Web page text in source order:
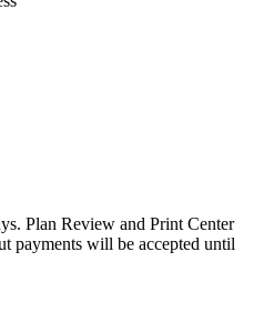
Plan Review and Print Center
payments will be accepted until